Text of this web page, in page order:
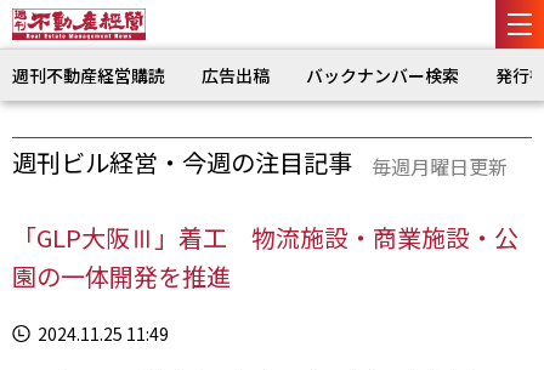
週刊不動産経営購読 広告出稿 バックナンバー検索 発行
週刊ビル経営・今週の注目記事 毎週月曜日更新
「GLP大阪Ⅲ」着工 物流施設・商業施設・公
園の一体開発を推進
2024.11.25 11:49